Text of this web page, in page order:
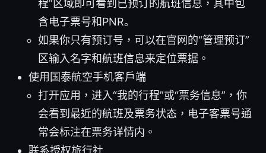
程”区域即可看到已预订的航班信息，其中包
含电子票号和PNR。
如果你只有预订号，可以在官网的“管理预订”
区输入名字和航班信息来定位票据。
使用国泰航空手机客户端
打开应用，进入“我的行程”或“票务信息”，你
会看到最近的航班及票务状态，电子客票号通
常会标注在票务详情内。
联系授权旅行社